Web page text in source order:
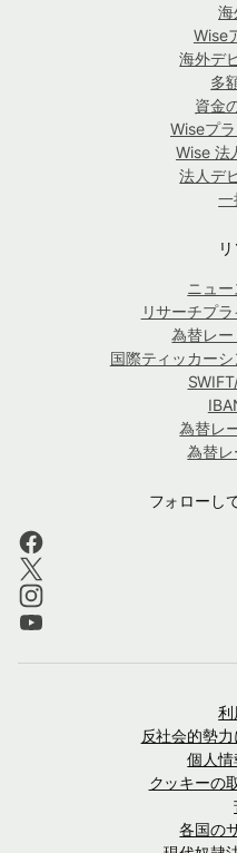
海
Wise
海外デ
多
資金
Wiseプ
Wise 法
法人デ
一
ニュ
リサーチプ
為替レ
国際ティッカーシ
為替レ
為替
フォローし
利
反社会的勢
個人
クッキーの
各国の